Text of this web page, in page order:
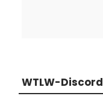
WTLW-Discord